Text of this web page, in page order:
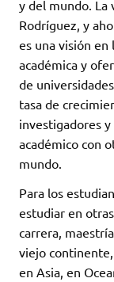
y del mundo. La
Rodríguez, y
es una visión en
académica y
de
tasa de
investigadores
académico con
mundo.
Para los
estudiar en
carrera,
viejo continente,
en Asia, en